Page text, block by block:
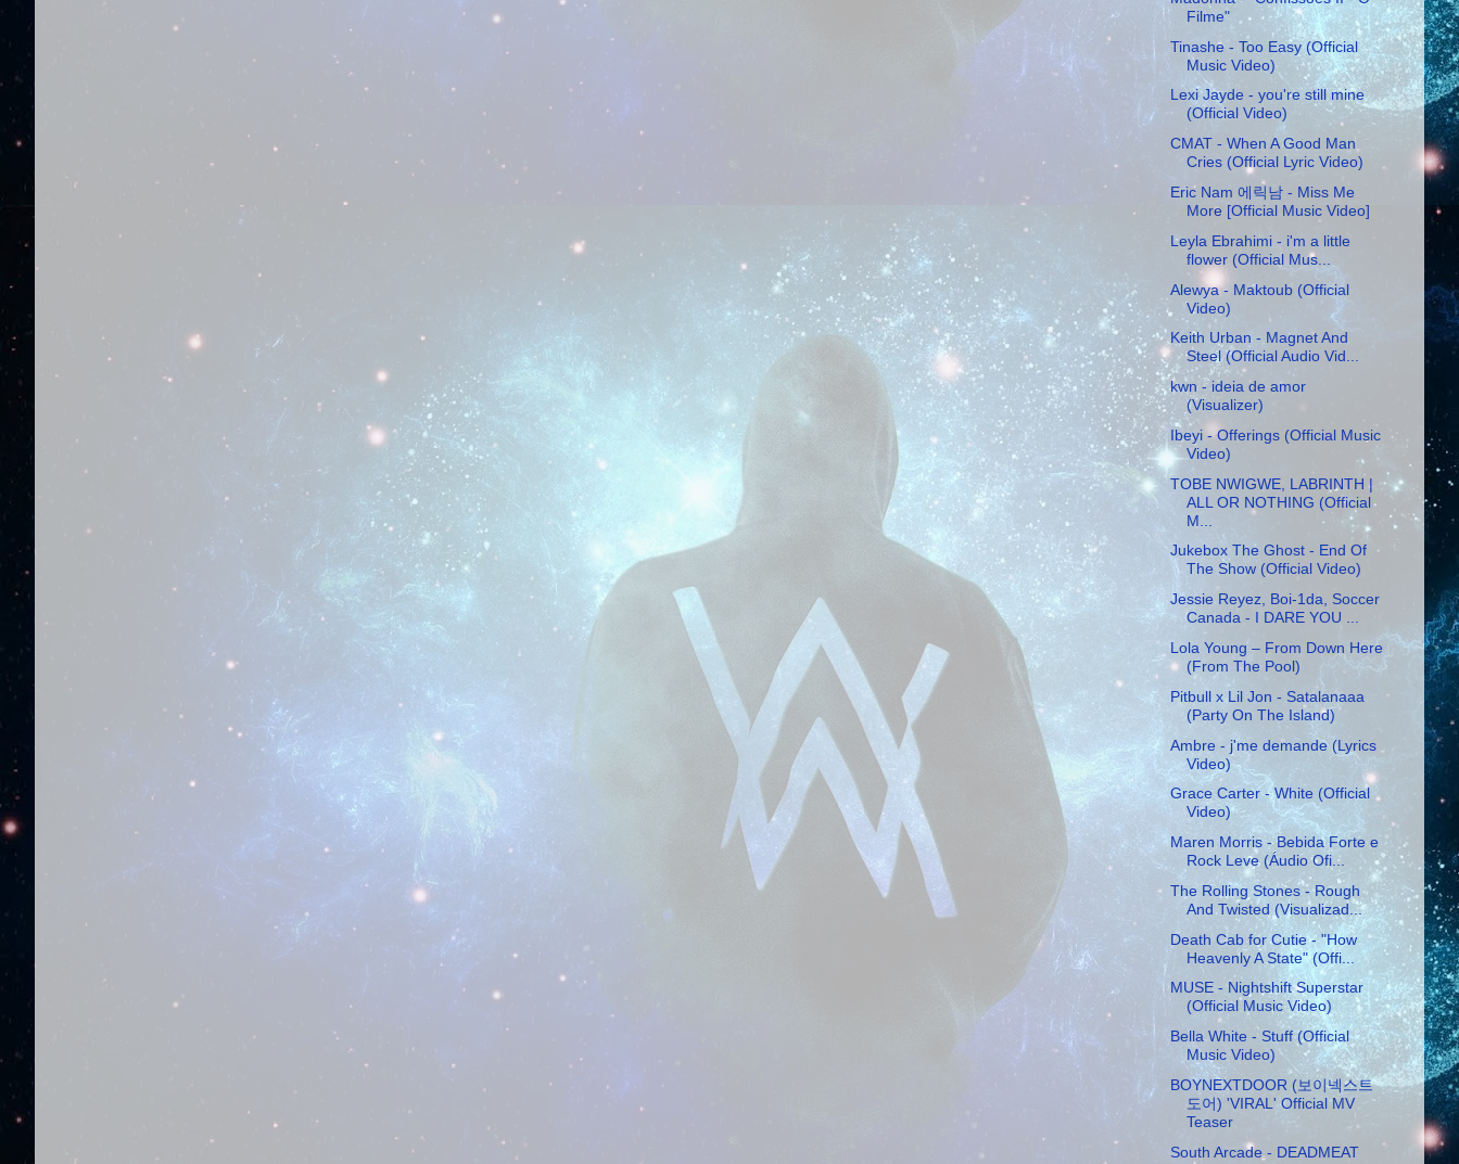
Filme"
Tinashe - Too Easy (Official
Music Video)
Lexi Jayde - you're still mine
(Official Video)
CMAT - When A Good Man
Cries (Official Lyric Video)
Eric Nam 에릭남 - Miss Me
More [Official Music Video]
Leyla Ebrahimi - i'm a little
flower (Official Mus...
Alewya - Maktoub (Official
Video)
Keith Urban - Magnet And
Steel (Official Audio Vid...
kwn - ideia de amor
(Visualizer)
Ibeyi - Offerings (Official Music
Video)
TOBE NWIGWE, LABRINTH |
ALL OR NOTHING (Official
M...
Jukebox The Ghost - End Of
The Show (Official Video)
Jessie Reyez, Boi-1da, Soccer
Canada - I DARE YOU ...
Lola Young – From Down Here
(From The Pool)
Pitbull x Lil Jon - Satalanaaa
(Party On The Island)
Ambre - j'me demande (Lyrics
Video)
Grace Carter - White (Official
Video)
Maren Morris - Bebida Forte e
Rock Leve (Áudio Ofi...
The Rolling Stones - Rough
And Twisted (Visualizad...
Death Cab for Cutie - "How
Heavenly A State" (Offi...
MUSE - Nightshift Superstar
(Official Music Video)
Bella White - Stuff (Official
Music Video)
BOYNEXTDOOR (보이넥스트
도어) 'VIRAL' Official MV
Teaser
South Arcade - DEADMEAT